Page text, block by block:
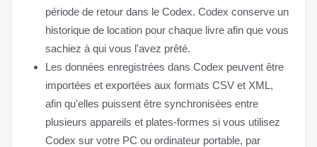
période de retour dans le Codex. Codex conserve un
historique de location pour chaque livre afin que vous
sachiez à qui vous l'avez prêté.
Les données enregistrées dans Codex peuvent être
importées et exportées aux formats CSV et XML,
afin qu'elles puissent être synchronisées entre
plusieurs appareils et plates-formes si vous utilisez
Codex sur votre PC ou ordinateur portable, par